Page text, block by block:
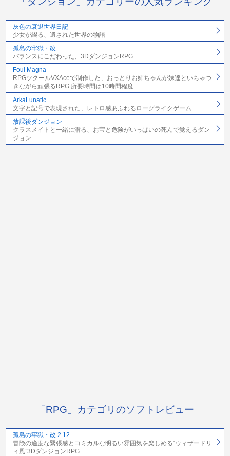
灰色の衰退世界日記
少女が綴る、遺された世界の物語
孤島の牢獄・改
バランスにこだわった、3DダンジョンRPG
Foul Magna
RPGツクールVXAceで制作した、おっとりお姉ちゃんが妹達といちゃつ
きながら頑張るRPG 所要時間は10時間程度
ArkaLunatic
文字と記号で表現された、レトロ感あふれるローグライクゲーム
放課後ダンジョン
クラスメイトと一緒に潜る、お宝と危険がいっぱいの死んで覚えるダン
ジョン
「RPG」カテゴリのソフトレビュー
孤島の牢獄・改 2.12
冒険の適度な緊張感とコミカルな明るい雰囲気を楽しめる“ウィザードリ
ィ風”3DダンジョンRPG